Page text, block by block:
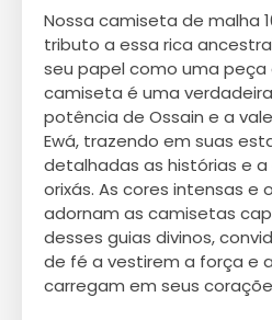
Nossa camiseta de malha
tributo a essa rica
seu papel como uma peça
camiseta é uma
potência de Ossain e a
Ewá, trazendo em suas
detalhadas as histórias e
orixás. As cores intensas e
adornam as camisetas
desses guias divinos,
de fé a vestirem a força e
carregam em seus